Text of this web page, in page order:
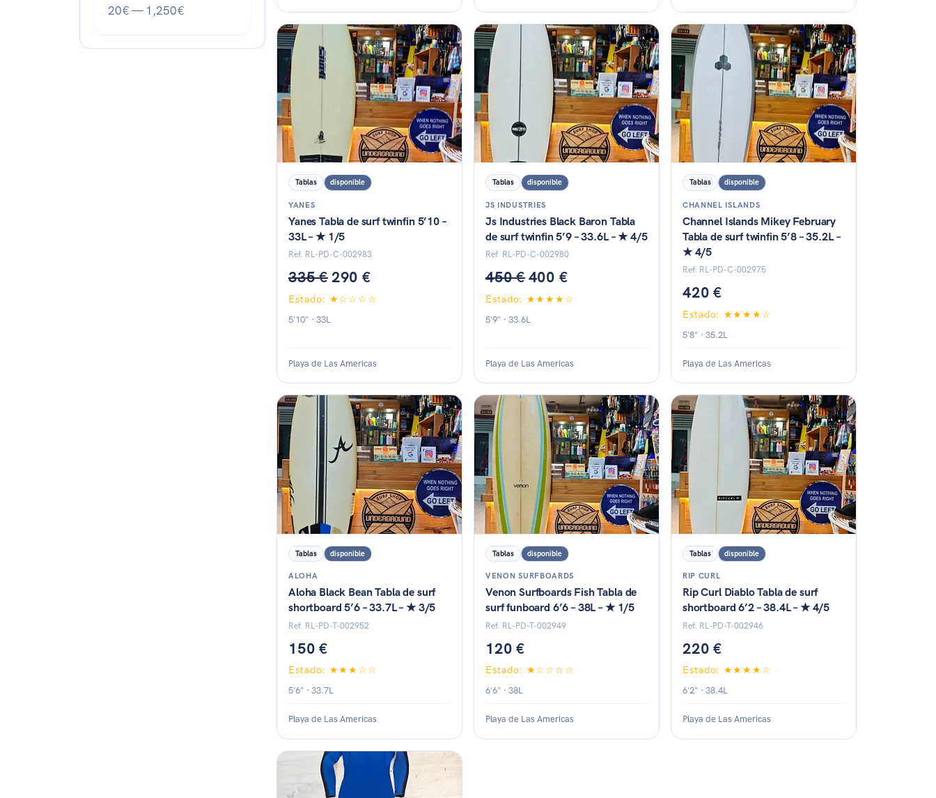
20€ — 1,250€
Estado: ★☆☆☆☆
Tablas disponible
YANES
Yanes Tabla de surf twinfin 5’10 –
33L – ★ 1/5
Ref. RL-PD-C-002983
335 € 290 €
Estado: ★☆☆☆☆
5'10" · 33L
Playa de Las Americas
Estado: ★★★★☆
Tablas disponible
JS INDUSTRIES
Js Industries Black Baron Tabla
de surf twinfin 5’9 – 33.6L – ★ 4/5
Ref. RL-PD-C-002980
450 €400 €
Estado: ★★★★☆
5'9" · 33.6L
Playa de Las Americas
Estado: ★★★★☆
Tablas disponible
CHANNEL ISLANDS
Channel Islands Mikey February
Tabla de surf twinfin 5’8 – 35.2L –
★ 4/5
Ref. RL-PD-C-002975
420 €
Estado: ★★★★☆
5'8" · 35.2L
Playa de Las Americas
Estado: ★★★☆☆
Tablas disponible
ALOHA
Aloha Black Bean Tabla de surf
shortboard 5’6 – 33.7L – ★ 3/5
Ref. RL-PD-T-002952
150 €
Estado: ★★★☆☆
5'6" · 33.7L
Playa de Las Americas
Estado: ★☆☆☆☆
Tablas disponible
VENON SURFBOARDS
Venon Surfboards Fish Tabla de
surf funboard 6’6 – 38L – ★ 1/5
Ref. RL-PD-T-002949
120 €
Estado: ★☆☆☆☆
6'6" · 38L
Playa de Las Americas
Estado: ★★★★☆
Tablas disponible
RIP CURL
Rip Curl Diablo Tabla de surf
shortboard 6’2 – 38.4L – ★ 4/5
Ref. RL-PD-T-002946
220 €
Estado: ★★★★☆
6'2" · 38.4L
Playa de Las Americas
Estado: ★★★★★